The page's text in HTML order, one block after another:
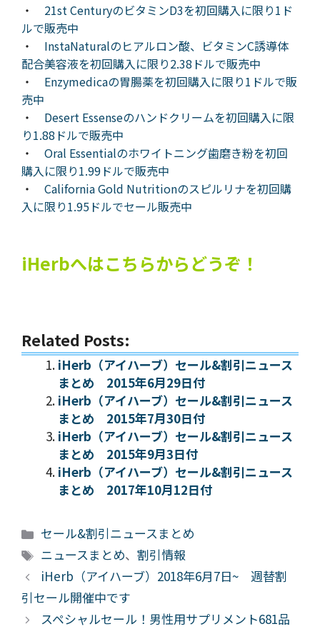
・ 21st CenturyのビタミンD3を初回購入に限り1ド
ルで販売中
・ InstaNaturalのヒアルロン酸、ビタミンC誘導体
配合美容液を初回購入に限り2.38ドルで販売中
・ Enzymedicaの胃腸薬を初回購入に限り1ドルで販
売中
・ Desert Essenseのハンドクリームを初回購入に限
り1.88ドルで販売中
・ Oral Essentialのホワイトニング歯磨き粉を初回
購入に限り1.99ドルで販売中
・ California Gold Nutritionのスピルリナを初回購
入に限り1.95ドルでセール販売中
iHerbへはこちらからどうぞ！
Related Posts:
iHerb（アイハーブ）セール&割引ニュース
まとめ 2015年6月29日付
iHerb（アイハーブ）セール&割引ニュース
まとめ 2015年7月30日付
iHerb（アイハーブ）セール&割引ニュース
まとめ 2015年9月3日付
iHerb（アイハーブ）セール&割引ニュース
まとめ 2017年10月12日付
カ
テ
ゴ
リ
ー
セール&割引ニュースまとめ
タ
グ
ニュースまとめ、割引情報
iHerb（アイハーブ）2018年6月7日~ 週替割
引セール開催中です
スペシャルセール！男性用サプリメント681品